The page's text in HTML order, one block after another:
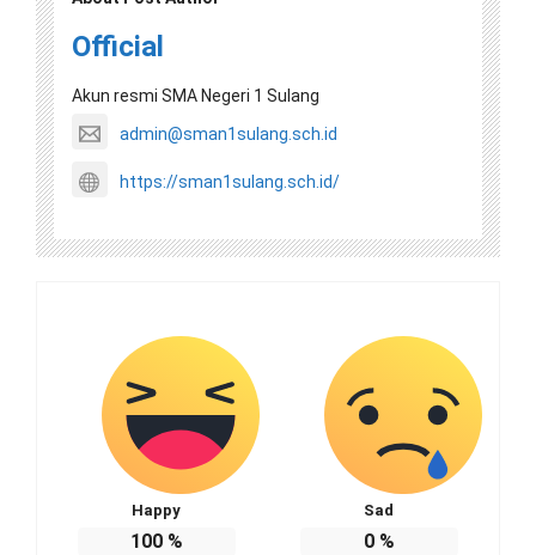
Official
Akun resmi SMA Negeri 1 Sulang
admin@sman1sulang.sch.id
https://sman1sulang.sch.id/
Happy
100%
Sad
0%